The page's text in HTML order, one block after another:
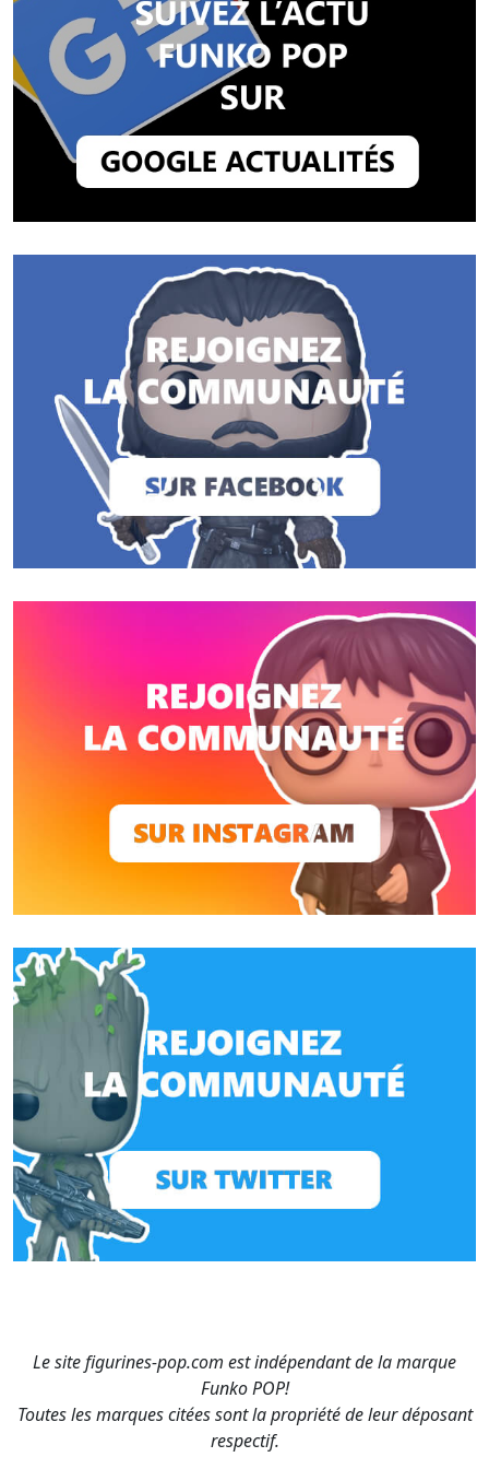
Le site figurines-pop.com est indépendant de la marque
Funko POP!
Toutes les marques citées sont la propriété de leur déposant
respectif.